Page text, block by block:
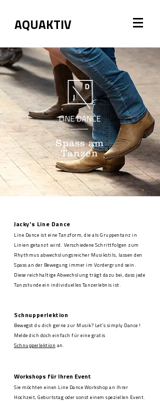
AQUAKTIV
Spass am
Tanzen
Jacky's Line Dance
Line Dance ist eine Tanzform, die als Gruppentanz in
Linien getanzt wird. Verschiedene Schrittfolgen zum
Rhythmus abwechslungsreicher Musikstils, lassen den
Spass an der Bewegung immer im Vordergrund sein.
Diese reichhaltige Abwechslung trägt dazu bei, dass jede
Tanzstunde ein individuelles Tanzerlebnis ist.
Schnupperlektion
Bewegst du dich gerne zur Musik? Let`s simply Dance !
Melde dich doch einfach für eine gratis
Schnupperlektion an.
Workshops für Ihren Event
Sie möchten einen Line Dance Workshop an Ihrer
Hochzeit, Geburtstag oder sonst einem speziellen Event.